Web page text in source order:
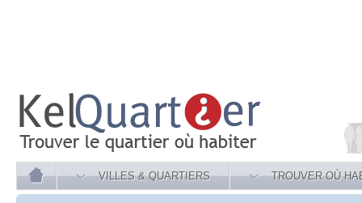
VILLES & QUARTIERS TROUVER OÙ